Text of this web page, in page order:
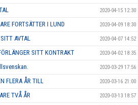
2020-04-15 12:30
FORTSÄTTER I LUND 2020-04-09 18:30
AVTAL 2020-04-07 14:52
SITT KONTRAKT 2020-04-02 18:35
2020-03-29 17:56
FLERA ÅR TILL 2020-03-16 21:00
TVÅ ÅR 2020-03-13 18:57